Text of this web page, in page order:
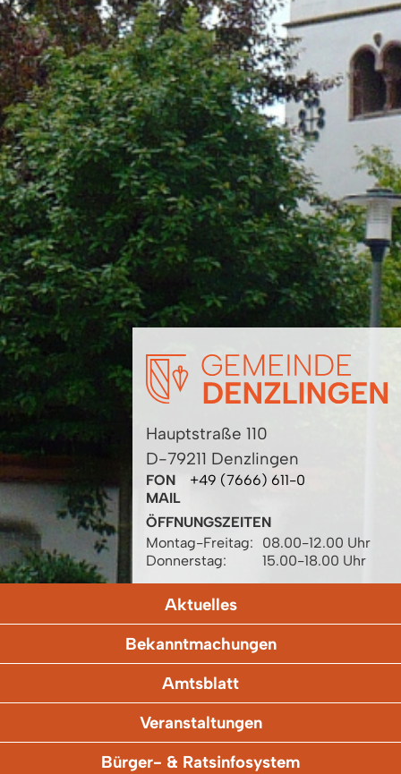
Hauptstraße 110
D-79211 Denzlingen
FON
+49 (7666) 611-0
MAIL
ÖFFNUNGSZEITEN
Montag-Freitag:
08.00-12.00 Uhr
Donnerstag:
15.00-18.00 Uhr
Aktuelles
Bekanntmachungen
Amtsblatt
Veranstaltungen
Bürger- & Ratsinfosystem